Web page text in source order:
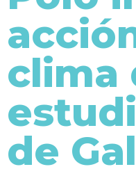
clima
de